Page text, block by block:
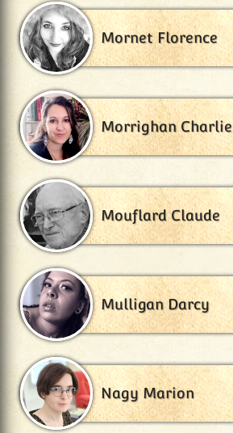
Mornet Florence
Morrighan Charlie
Mouflard Claude
Mulligan Darcy
Nagy Marion